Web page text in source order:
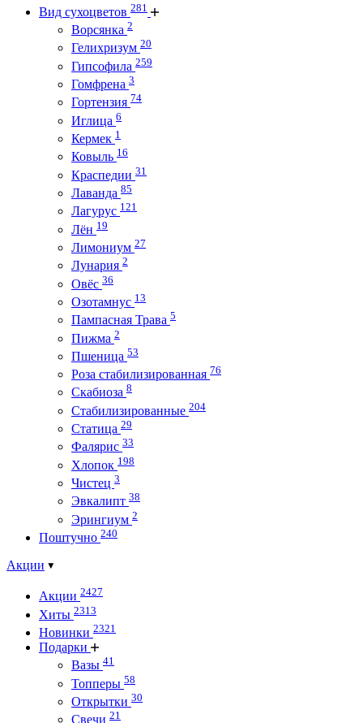
Вид сухоцветов 281
Ворсянка 2
Гелихризум 20
Гипсофила 259
Гомфрена 3
Гортензия 74
Иглица 6
Кермек 1
Ковыль 16
Краспедии 31
Лаванда 85
Лагурус 121
Лён 19
Лимониум 27
Лунария 2
Овёс 36
Озотамнус 13
Пампасная Трава 5
Пижма 2
Пшеница 53
Роза стабилизированная 76
Скабиоза 8
Стабилизированные 204
Статица 29
Фалярис 33
Хлопок 198
Чистец 3
Эвкалипт 38
Эрингиум 2
Поштучно 240
Акции
Акции 2427
Хиты 2313
Новинки 2321
Подарки
Вазы 41
Топперы 58
Открытки 30
Свечи 21